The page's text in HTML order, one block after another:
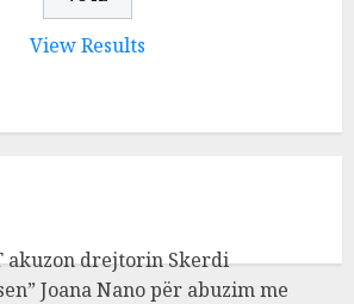
View Results
akuzon drejtorin Skerdi
Joana Nano për abuzim me